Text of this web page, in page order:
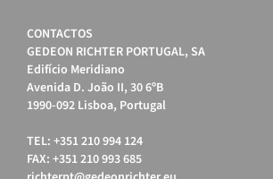
CONTACTOS
GEDEON RICHTER PORTUGAL, SA
Edifício Meridiano
Avenida D. João II, 30 6ºB
1990-092 Lisboa, Portugal
TEL: +351 210 994 124
FAX: +351 210 993 685